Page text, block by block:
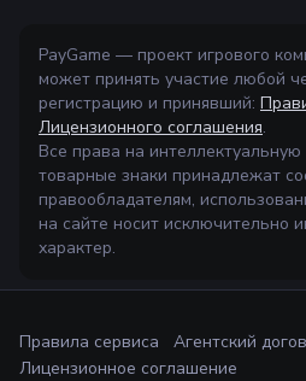
PayGame — проект игрового
может принять участие любой
регистрацию и принявший:
Лицензионного соглашения.
Все права на интеллектуальную
товарные знаки принадлежат
правообладателям,
на сайте носит исключительно
характер.
Правила сервиса
Агентский
Лицензионное соглашение